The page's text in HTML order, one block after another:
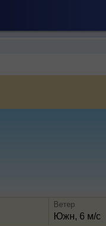
Ветер
Южн, 6 м/с